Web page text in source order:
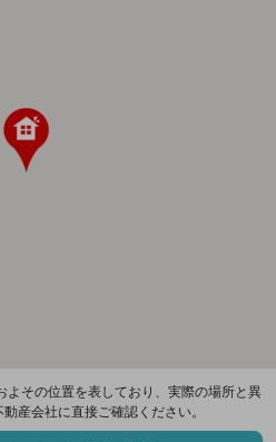
その位置を表しており、実際の場所と異
産会社に直接ご確認ください。